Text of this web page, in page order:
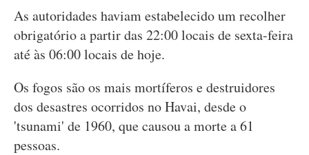
As autoridades haviam estabelecido um recolher
obrigatório a partir das 22:00 locais de sexta-feira
até às 06:00 locais de hoje.
Os fogos são os mais mortíferos e destruidores
dos desastres ocorridos no Havai, desde o
'tsunami' de 1960, que causou a morte a 61
pessoas.